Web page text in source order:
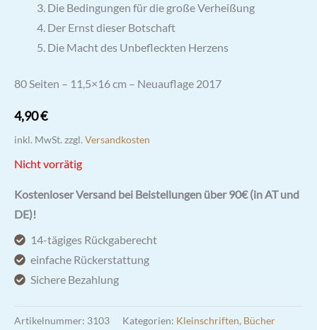
Die Bedingungen für die große Verheißung
Der Ernst dieser Botschaft
Die Macht des Unbefleckten Herzens
80 Seiten – 11,5×16 cm – Neuauflage 2017
4,90€
inkl. MwSt. zzgl. Versandkosten
Nicht vorrätig
Kostenloser Versand bei Beistellungen über 90€ (in AT und
DE)!
14-tägiges Rückgaberecht
einfache Rückerstattung
Sichere Bezahlung
Artikelnummer: 3103 Kategorien: Kleinschriften, Bücher